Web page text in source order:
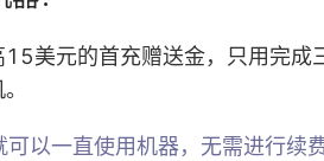
美元的首充赠送金，只用完
以一直使用机器，无需进行续费